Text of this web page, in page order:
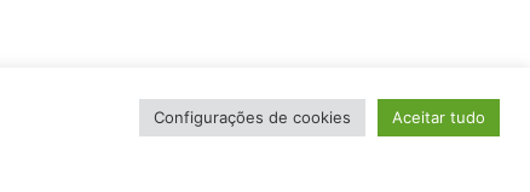
Configurações de cookies Aceitar tudo